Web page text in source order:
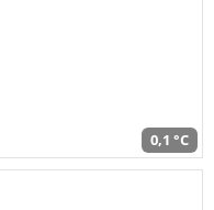
0,1 °C